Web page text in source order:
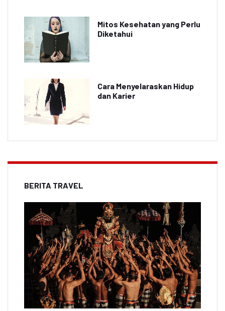
Mitos Kesehatan yang Perlu
Diketahui
Cara Menyelaraskan Hidup
dan Karier
BERITA TRAVEL